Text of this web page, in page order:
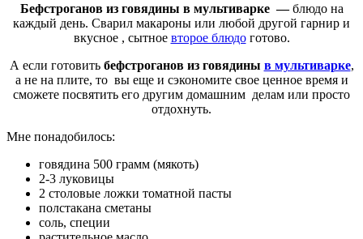
Бефстроганов из говядины в мультиварке —блюдо на
каждый день. Сварил макароны или любой другой гарнир и
вкусное , сытное второе блюдоготово.
А если готовить бефстроганов из говядины в мультиварке,
а не на плите, то вы еще и сэкономите свое ценное время и
сможете посвятить его другим домашним делам или просто
отдохнуть.
Мне понадобилось:
говядина 500 грамм (мякоть)
2-3 луковицы
2 столовые ложки томатной пасты
полстакана сметаны
соль, специи